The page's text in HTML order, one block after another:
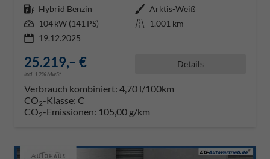
Kraftstoff Hybrid Benzin Außenfarbe Arktis-Weiß
Leistung 104 kW (141 PS) Kilometerstand 1.001 km
19.12.2025
25.219,– €
incl. 19% MwSt.
Details
Verbrauch kombiniert: 4,70 l/100km
CO2-Klasse: C
CO2-Emissionen: 105,00 g/km